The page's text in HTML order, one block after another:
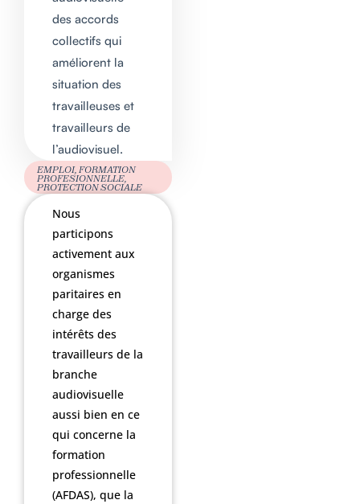
des accords
collectifs qui
améliorent la
situation des
travailleuses et
travailleurs de
l’audiovisuel.
EMPLOI, FORMATION
PROFESIONNELLE,
PROTECTION SOCIALE
Nous
participons
activement aux
organismes
paritaires en
charge des
intérêts des
travailleurs de la
branche
audiovisuelle
aussi bien en ce
qui concerne la
formation
professionnelle
(AFDAS), que la